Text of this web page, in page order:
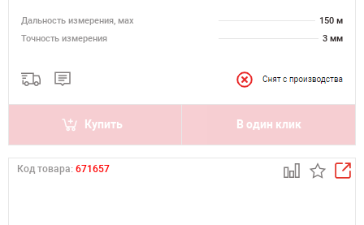
Дальность измерения, мах
150 м
Точность измерения
3 мм
Купить В один клик
Код товара: 671657